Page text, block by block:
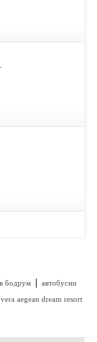
бодрум | автобусни
vera aegean dream resort